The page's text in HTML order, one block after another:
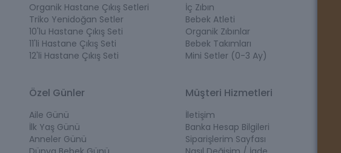
Organik Hastane Çıkış Setleri
Triko Yenidoğan Setler
10'lu Hastane Çıkış Seti
11'li Hastane Çıkış Seti
12'li Hastane Çıkış Seti
İç Zıbın
Bebek Atleti
Organik Zıbınlar
Bebek Takımları
Mini Setler (0-3 Ay)
Özel Günler
Aile Günü
İlk Yaş Günü
Anneler Günü
Müşteri Hizmetleri
İletişim
Banka Hesap Bilgileri
Siparişlerim Sayfası